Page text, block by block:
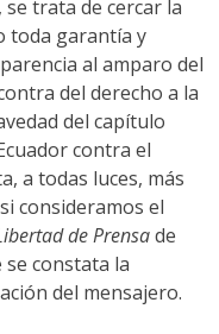
trata de cercar la
toda garantía y
al amparo del
del derecho a la
del capítulo
contra el
a todas luces, más
consideramos el
de Prensade
constata la
del mensajero.